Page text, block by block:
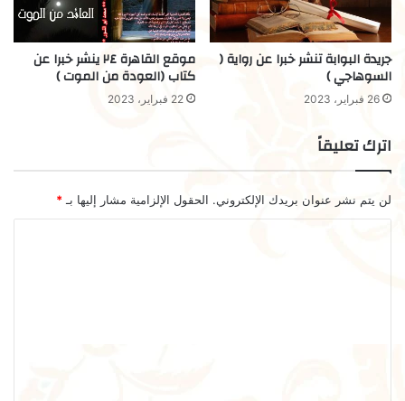
جريدة البوابة تنشر خبرا عن رواية (
السوهاجي )
26 فبراير، 2023
موقع القاهرة ٢٤ ينشر خبرا عن
كتاب (العودة من الموت )
22 فبراير، 2023
اترك تعليقاً
لن يتم نشر عنوان بريدك الإلكتروني. الحقول الإلزامية مشار إليها بـ *